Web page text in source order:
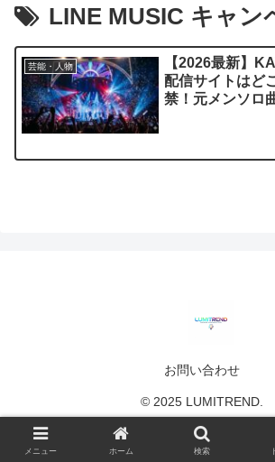
LINE MUSIC キャン
芸能・人物
【2026最新】
配信サイトはど
禁！元メンソロ
お問い合わせ
© 2025 LUMITREND.
メニュー ホーム 検索